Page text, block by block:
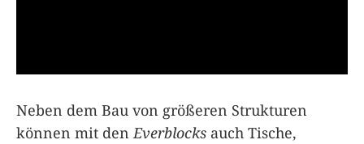
Neben dem Bau von größeren Strukturen
können mit den Everblocks auch Tische,